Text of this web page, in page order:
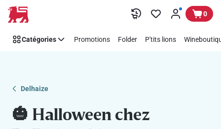
Passer
Halloween
Delhaize:
0
Catégories Promotions Folder P'tits lions
Delhaize
🎃 Halloween chez